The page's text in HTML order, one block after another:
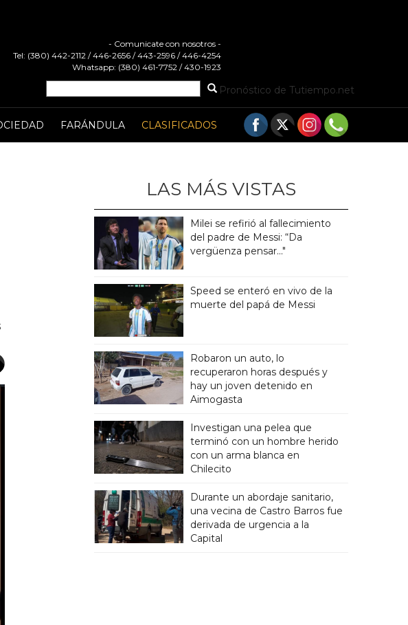
- Comunicate con nosotros -
Tel: (380) 442-2112 / 446-2656 / 443-2596 / 446-4254
Whatsapp: (380) 461-7752 / 430-1923
Pronóstico de Tutiempo.net
FARÁNDULA CLASIFICADOS
LAS MÁS VISTAS
Milei se refirió al fallecimiento
del padre de Messi: “Da
vergüenza pensar..."
Speed se enteró en vivo de la
muerte del papá de Messi
Robaron un auto, lo
recuperaron horas después y
hay un joven detenido en
Aimogasta
Investigan una pelea que
terminó con un hombre herido
con un arma blanca en
Chilecito
Durante un abordaje sanitario,
una vecina de Castro Barros fue
derivada de urgencia a la
Capital